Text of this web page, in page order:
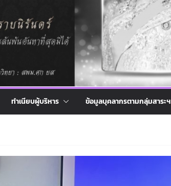
ทำเนียบผู้บริหาร ข้อมูลบุคลากรตามกลุ่มสาระฯ